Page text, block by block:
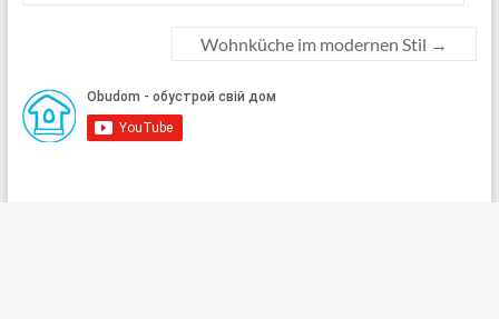
Wohnküche im modernen Stil →